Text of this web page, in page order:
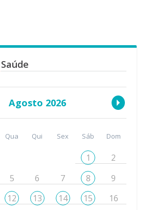
Agosto 2026
Qua Qui Sex Sáb Dom
1
2
5 6 7 8
9
12 13 14 15 16